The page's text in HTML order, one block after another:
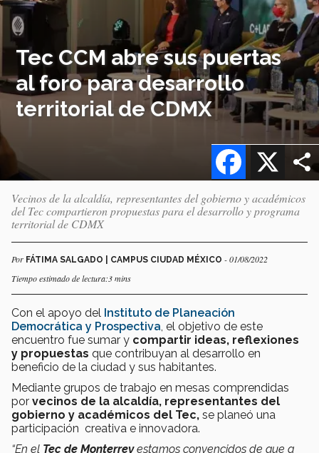
Tec CCM abre sus puertas
al foro para desarrollo
territorial de CDMX
X
Facebook
Vecinos de la alcaldía, representantes del gobierno y académicos
del Tec compartieron propuestas para el desarrollo y programa
territorial de CDMX
Por FÁTIMA SALGADO | CAMPUS CIUDAD MÉXICO - 01/08/2022
Tiempo estimado de lectura:3 mins
Con el apoyo del Instituto de Planeación
Democrática y Prospectiva , el objetivo de este
encuentro fue sumar y compartir ideas, reflexiones
y propuestas que contribuyan al desarrollo en
beneficio de la ciudad y sus habitantes.
Mediante grupos de trabajo en mesas comprendidas
por vecinos de la alcaldía, representantes del
gobierno y académicos del Tec, se planeó una
participación creativa e innovadora.
“En el Tec de Monterreyestamos convencidos de que a